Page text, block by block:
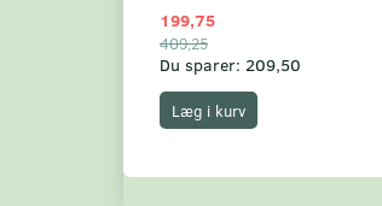
199,75
409,25
Du sparer: 209,50
Læg i kurv